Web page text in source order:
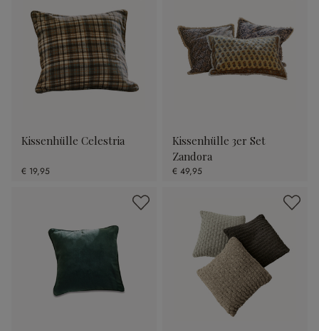
Kissenhülle Celestria
€ 19,95
Kissenhülle 3er Set
Zandora
€ 49,95